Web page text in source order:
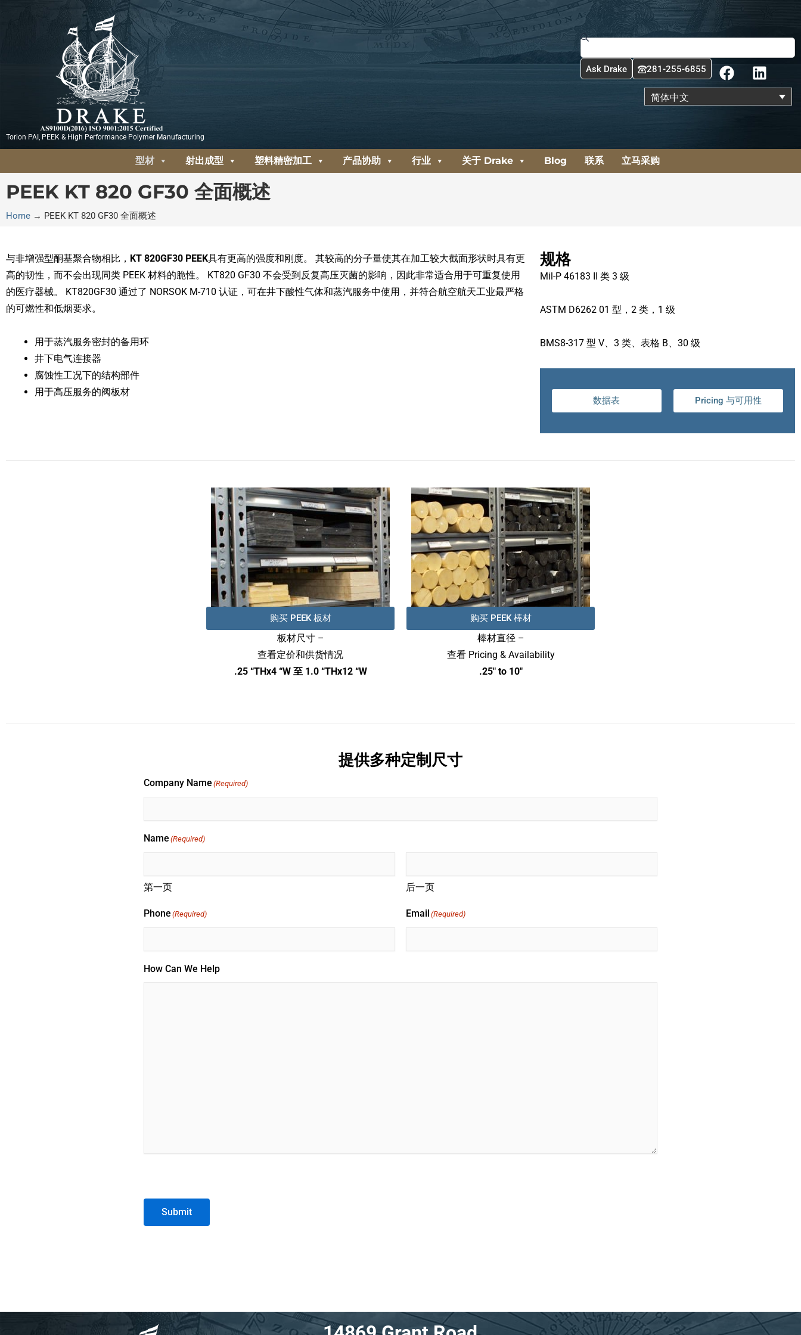
Torlon PAI, PEEK & High Performance Polymer Manufacturing
Search
Ask Drake 281-255-6855
F
a
c
e
o
k
L
i
n
k
i
n
简体中文
型材 射出成型 塑料精密加工 产品协助 行业 关于 Drake Blog 联系 立马采购
PEEK KT 820 GF30 全面概述
Home → PEEK KT 820 GF30 全面概述
与非增强型酮基聚合物相比， KT 820GF30 PEEK具有更高的强度和刚度。 其较高的分子量使其在加工较大截面形状时具有更
高的韧性，而不会出现同类 PEEK 材料的脆性。 KT820 GF30 不会受到反复高压灭菌的影响，因此非常适合用于可重复使用
的医疗器械。 KT820GF30 通过了 NORSOK M-710 认证，可在井下酸性气体和蒸汽服务中使用，并符合航空航天工业最严格
的可燃性和低烟要求。
用于蒸汽服务密封的备用环
井下电气连接器
腐蚀性工况下的结构部件
用于高压服务的阀板材
规格
Mil-P 46183 II 类 3 级
ASTM D6262 01 型，2 类，1 级
BMS8-317 型 V、3 类、表格 B、30 级
数据表 Pricing 与可用性
购买 PEEK 板材
板材尺寸 –
查看定价和供货情况
.25 “THx4 “W 至 1.0 “THx12 “W
购买 PEEK 棒材
棒材直径 –
查看 Pricing & Availability
.25″ to 10″
提供多种定制尺寸
Company Name (Required)
Name (Required)
第一页 后一页
Phone (Required) Email (Required)
How Can We Help
Submit